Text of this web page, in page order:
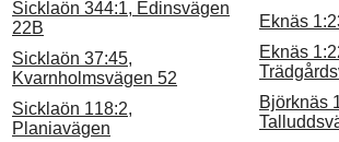
Sicklaön 344:1, Edinsvägen
22B
Sicklaön 37:45,
Kvarnholmsvägen 52
Sicklaön 118:2,
Planiavägen
Eknäs
Eknäs
Björknäs